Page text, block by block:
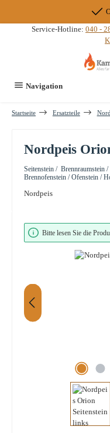
Service-Hotline: 040 -
Navigation
Startseite Ersatzteile
Nordpeis
Seitenstein / Brennraumstein
Brennofenstein / Ofenstein /
Nordpeis
Bildergalerie überspringen
Bitte lesen Sie die